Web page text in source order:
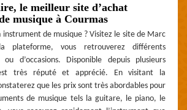
le meilleur site d’achat
musique à Courmas
instrument de musique ? Visitez le site de Marc
plateforme, vous retrouverez différents
d’occasions. Disponible depuis plusieurs
très réputé et apprécié. En visitant la
que les prix sont très abordables pour
de musique tels la guitare, le piano, le